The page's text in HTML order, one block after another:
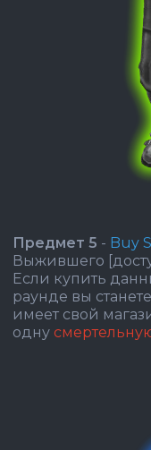
Предмет 5 - Buy
Выжившего
Если купить
раунде вы
имеет свой
одну